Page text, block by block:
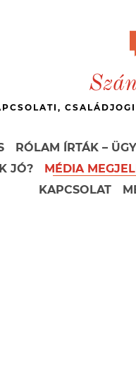
RÓLAM ÍRTÁK –
JÓ? MÉDIA
KAPCSOLAT